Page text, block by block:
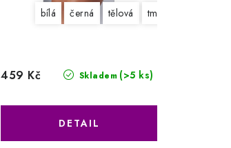
bílá černá tělová tm. modrá
Skladem (>5 ks)
459 Kč